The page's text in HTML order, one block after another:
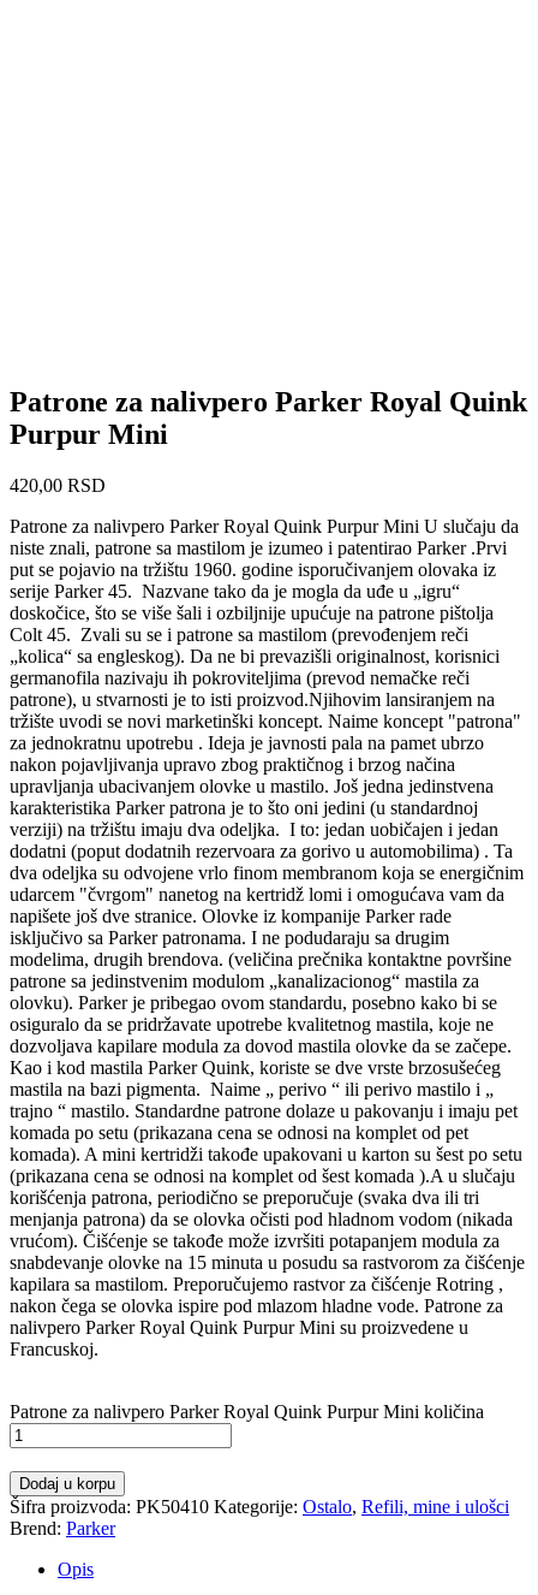
Patrone za nalivpero Parker Royal Quink
Purpur Mini
420,00 RSD
Patrone za nalivpero Parker Royal Quink Purpur Mini U slučaju da
niste znali, patrone sa mastilom je izumeo i patentirao Parker .Prvi
put se pojavio na tržištu 1960. godine isporučivanjem olovaka iz
serije Parker 45. Nazvane tako da je mogla da uđe u „igru“
doskočice, što se više šali i ozbiljnije upućuje na patrone pištolja
Colt 45. Zvali su se i patrone sa mastilom (prevođenjem reči
„kolica“ sa engleskog). Da ne bi prevazišli originalnost, korisnici
germanofila nazivaju ih pokroviteljima (prevod nemačke reči
patrone), u stvarnosti je to isti proizvod.Njihovim lansiranjem na
tržište uvodi se novi marketinški koncept. Naime koncept "patrona"
za jednokratnu upotrebu . Ideja je javnosti pala na pamet ubrzo
nakon pojavljivanja upravo zbog praktičnog i brzog načina
upravljanja ubacivanjem olovke u mastilo. Još jedna jedinstvena
karakteristika Parker patrona je to što oni jedini (u standardnoj
verziji) na tržištu imaju dva odeljka. I to: jedan uobičajen i jedan
dodatni (poput dodatnih rezervoara za gorivo u automobilima) . Ta
dva odeljka su odvojene vrlo finom membranom koja se energičnim
udarcem "čvrgom" nanetog na kertridž lomi i omogućava vam da
napišete još dve stranice. Olovke iz kompanije Parker rade
isključivo sa Parker patronama. I ne podudaraju sa drugim
modelima, drugih brendova. (veličina prečnika kontaktne površine
patrone sa jedinstvenim modulom „kanalizacionog“ mastila za
olovku). Parker je pribegao ovom standardu, posebno kako bi se
osiguralo da se pridržavate upotrebe kvalitetnog mastila, koje ne
dozvoljava kapilare modula za dovod mastila olovke da se začepe.
Kao i kod mastila Parker Quink, koriste se dve vrste brzosušećeg
mastila na bazi pigmenta. Naime „ perivo “ ili perivo mastilo i „
trajno “ mastilo. Standardne patrone dolaze u pakovanju i imaju pet
komada po setu (prikazana cena se odnosi na komplet od pet
komada). A mini kertridži takođe upakovani u karton su šest po setu
(prikazana cena se odnosi na komplet od šest komada ).A u slučaju
korišćenja patrona, periodično se preporučuje (svaka dva ili tri
menjanja patrona) da se olovka očisti pod hladnom vodom (nikada
vrućom). Čišćenje se takođe može izvršiti potapanjem modula za
snabdevanje olovke na 15 minuta u posudu sa rastvorom za čišćenje
kapilara sa mastilom. Preporučujemo rastvor za čišćenje Rotring ,
nakon čega se olovka ispire pod mlazom hladne vode. Patrone za
nalivpero Parker Royal Quink Purpur Mini su proizvedene u
Francuskoj.
Patrone za nalivpero Parker Royal Quink Purpur Mini količina
Dodaj u korpu
Šifra proizvoda: PK50410 Kategorije: Ostalo, Refili, mine i ulošci
Brend: Parker
Opis